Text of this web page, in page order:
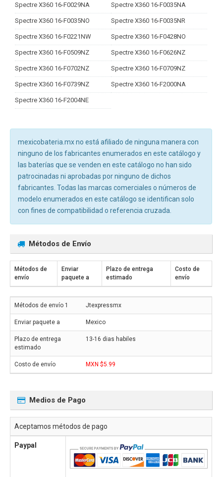
Spectre X360 16-F0029NA Spectre X360 16-F0035NA
Spectre X360 16-F0035NO Spectre X360 16-F0035NR
Spectre X360 16-F0221NW Spectre X360 16-F0428NO
Spectre X360 16-F0509NZ Spectre X360 16-F0626NZ
Spectre X360 16-F0702NZ Spectre X360 16-F0709NZ
Spectre X360 16-F0739NZ Spectre X360 16-F2000NA
Spectre X360 16-F2004NE
mexicobateria.mx no está afiliado de ninguna manera con
ninguno de los fabricantes enumerados en este catálogo y
las baterías que se venden en este catálogo no han sido
patrocinadas ni aprobadas por ninguno de dichos
fabricantes. Todas las marcas comerciales o números de
modelo enumerados en este catálogo se identifican solo
con fines de compatibilidad o referencia cruzada.
Métodos de Envío
Métodos de
envío
Enviar
paquete a
Plazo de entrega
estimado
Costo de
envío
Jtexpressmx
Mexico
13-16 dias habiles
MXN $5.99
Medios de Pago
Aceptamos métodos de pago
Paypal